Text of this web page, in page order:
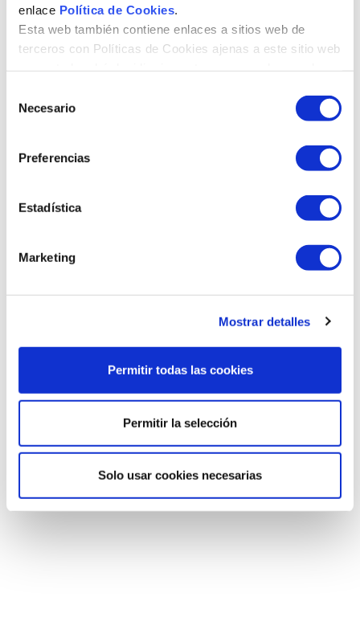
enlace Política de Cookies
Esta web también contiene enlaces a sitios web de
terceros con Políticas de Cookies ajenas a este sitio web
Necesario
Preferencias
Estadística
Marketing
Mostrar detalles
Permitir todas las cookies
Permitir la selección
Solo usar cookies necesarias